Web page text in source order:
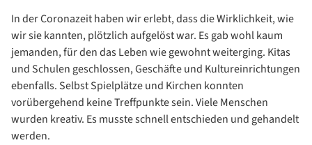
In der Coronazeit haben wir erlebt, dass die Wirklichkeit, wie
wir sie kannten, plötzlich aufgelöst war. Es gab wohl kaum
jemanden, für den das Leben wie gewohnt weiterging. Kitas
und Schulen geschlossen, Geschäfte und Kultureinrichtungen
ebenfalls. Selbst Spielplätze und Kirchen konnten
vorübergehend keine Treffpunkte sein. Viele Menschen
wurden kreativ. Es musste schnell entschieden und gehandelt
werden.